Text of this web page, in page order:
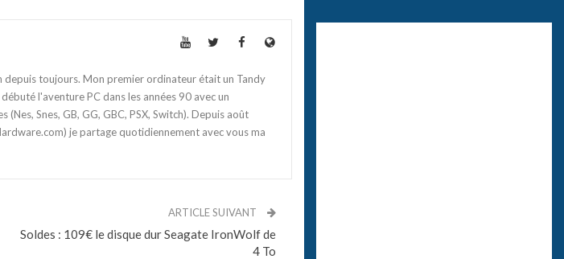
depuis toujours. Mon premier ordinateur était un Tandy
l'aventure PC dans les années 90 avec un
Snes, GB, GG, GBC, PSX, Switch). Depuis août
je partage quotidiennement avec vous ma
ARTICLE SUIVANT
Soldes : 109€ le disque dur Seagate IronWolf de
4 To